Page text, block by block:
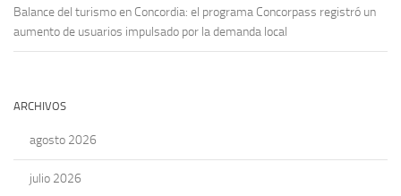
Balance del turismo en Concordia: el programa Concorpass registró un
aumento de usuarios impulsado por la demanda local
ARCHIVOS
agosto 2026
julio 2026